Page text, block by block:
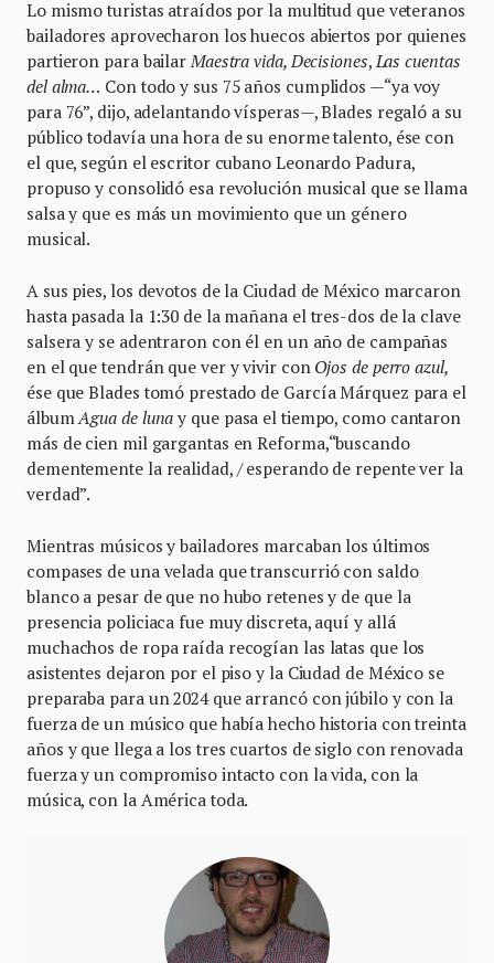
Lo mismo turistas atraídos por la multitud que veteranos
bailadores aprovecharon los huecos abiertos por quienes
partieron para bailarMaestra vida, Decisiones,Las cuentas
del alma… Con todo y sus 75 años cumplidos —“ya voy
para 76”, dijo, adelantando vísperas—, Blades regaló a su
público todavía una hora de su enorme talento, ése con
el que, según el escritor cubano Leonardo Padura,
propuso y consolidó esa revolución musical que se llama
salsa y que es más un movimiento que un género
musical.
A sus pies, los devotos de la Ciudad de México marcaron
hasta pasada la 1:30 de la mañana el tres-dos de la clave
salsera y se adentraron con él en un año de campañas
en el que tendrán que ver y vivir con Ojos de perro azul,
ése que Blades tomó prestado de García Márquez para el
álbumAgua de lunay que pasa el tiempo, como cantaron
más de cien mil gargantas en Reforma,“buscando
dementemente la realidad, / esperando de repente ver la
verdad”.
Mientras músicos y bailadores marcaban los últimos
compases de una velada que transcurrió con saldo
blanco a pesar de que no hubo retenes y de que la
presencia policiaca fue muy discreta, aquí y allá
muchachos de ropa raída recogían las latas que los
asistentes dejaron por el piso y la Ciudad de México se
preparaba para un 2024 que arrancó con júbilo y con la
fuerza de un músico que había hecho historia con treinta
años y que llega a los tres cuartos de siglo con renovada
fuerza y un compromiso intacto con la vida, con la
música, con la América toda.